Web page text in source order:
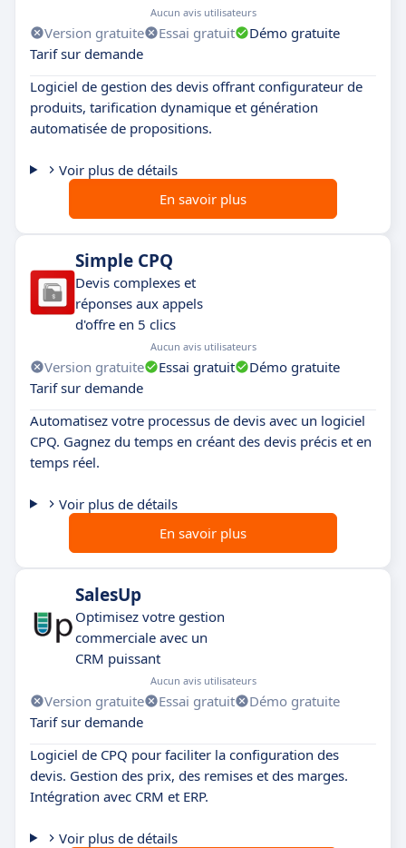
Aucun avis utilisateurs
Version gratuite Essai gratuit
Démo gratuite
Tarif sur demande
Logiciel de gestion des devis offrant configurateur de
produits, tarification dynamique et génération
automatisée de propositions.
Voir plus de détails
En savoir plus
Simple CPQ
Devis complexes et
réponses aux appels
d'offre en 5 clics
Aucun avis utilisateurs
Version gratuite Essai gratuit
Démo gratuite
Tarif sur demande
Automatisez votre processus de devis avec un logiciel
CPQ. Gagnez du temps en créant des devis précis et en
temps réel.
Voir plus de détails
En savoir plus
SalesUp
Optimisez votre gestion
commerciale avec un
CRM puissant
Aucun avis utilisateurs
Version gratuite Essai gratuit
Démo gratuite
Tarif sur demande
Logiciel de CPQ pour faciliter la configuration des
devis. Gestion des prix, des remises et des marges.
Intégration avec CRM et ERP.
Voir plus de détails